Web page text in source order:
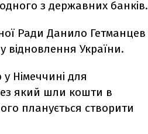
одного з державних банків.
Ради Данило Гетманцев
відновлення України.
Німеччині для
який шли кошти в
планується створити